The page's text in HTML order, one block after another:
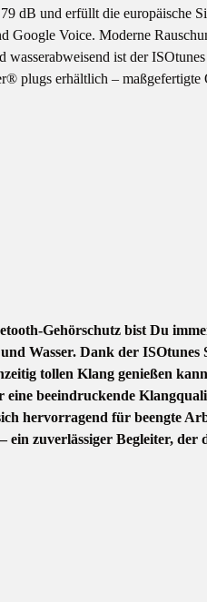
dB und erfüllt die europäische
Google Voice. Moderne
ist der
plugs erhältlich – maßgefertigte
Gehörschutz bist Du
Wasser. Dank der
tollen Klang genießen
beeindruckende
hervorragend für beengte
zuverlässiger Begleiter, der